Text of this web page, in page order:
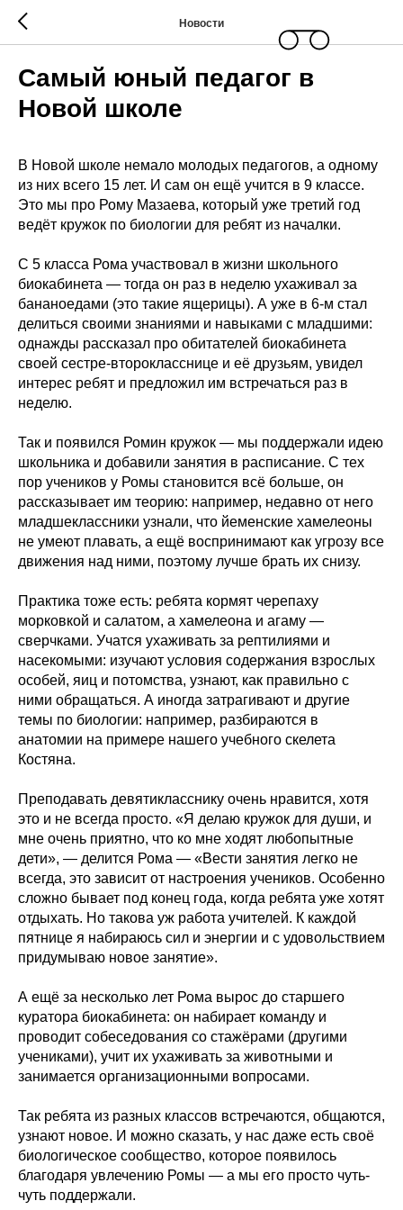
Новости
Самый юный педагог в
Новой школе
В Новой школе немало молодых педагогов, а одному
из них всего 15 лет. И сам он ещё учится в 9 классе.
Это мы про Рому Мазаева, который уже третий год
ведёт кружок по биологии для ребят из началки.
С 5 класса Рома участвовал в жизни школьного
биокабинета — тогда он раз в неделю ухаживал за
бананоедами (это такие ящерицы). А уже в 6-м стал
делиться своими знаниями и навыками с младшими:
однажды рассказал про обитателей биокабинета
своей сестре-второкласснице и её друзьям, увидел
интерес ребят и предложил им встречаться раз в
неделю.
Так и появился Ромин кружок — мы поддержали идею
школьника и добавили занятия в расписание. С тех
пор учеников у Ромы становится всё больше, он
рассказывает им теорию: например, недавно от него
младшеклассники узнали, что йеменские хамелеоны
не умеют плавать, а ещё воспринимают как угрозу все
движения над ними, поэтому лучше брать их снизу.
Практика тоже есть: ребята кормят черепаху
морковкой и салатом, а хамелеона и агаму —
сверчками. Учатся ухаживать за рептилиями и
насекомыми: изучают условия содержания взрослых
особей, яиц и потомства, узнают, как правильно с
ними обращаться. А иногда затрагивают и другие
темы по биологии: например, разбираются в
анатомии на примере нашего учебного скелета
Костяна.
Преподавать девятикласснику очень нравится, хотя
это и не всегда просто. «Я делаю кружок для души, и
мне очень приятно, что ко мне ходят любопытные
дети», — делится Рома — «Вести занятия легко не
всегда, это зависит от настроения учеников. Особенно
сложно бывает под конец года, когда ребята уже хотят
отдыхать. Но такова уж работа учителей. К каждой
пятнице я набираюсь сил и энергии и с удовольствием
придумываю новое занятие».
А ещё за несколько лет Рома вырос до старшего
куратора биокабинета: он набирает команду и
проводит собеседования со стажёрами (другими
учениками), учит их ухаживать за животными и
занимается организационными вопросами.
Так ребята из разных классов встречаются, общаются,
узнают новое. И можно сказать, у нас даже есть своё
биологическое сообщество, которое появилось
благодаря увлечению Ромы — а мы его просто чуть-
чуть поддержали.